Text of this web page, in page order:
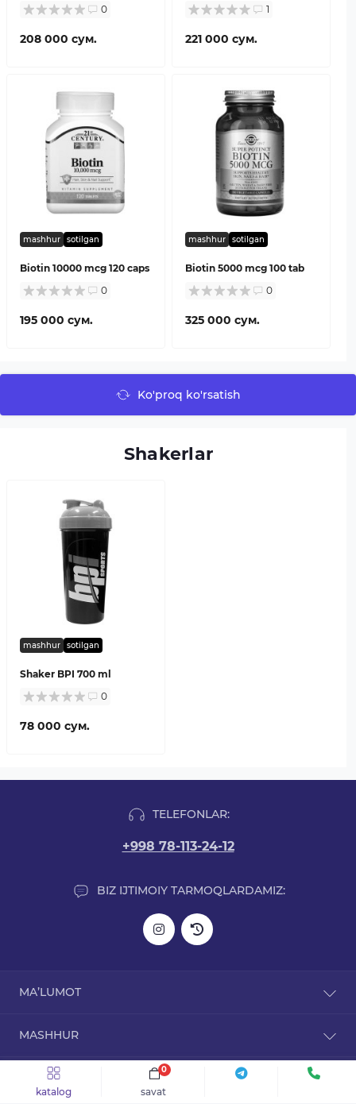
katalog savat
0
0
208 000 сум.
1
221 000 сум.
mashhur sotilgan
Biotin 10000 mcg 120 caps
0
195 000 сум.
mashhur sotilgan
Biotin 5000 mcg 100 tab
0
325 000 сум.
Ko'proq ko'rsatish
Shakerlar
mashhur sotilgan
Shaker BPI 700 ml
0
78 000 сум.
TELEFONLAR:
+998 78-113-24-12
BIZ IJTIMOIY TARMOQLARDAMIZ:
MA’LUMOT
Biz haqimizda
Maxfiylik siyosati
Mahsulot kafolati
Kontaktlar
MASHHUR
L-karnitinlar
Arginin
BIZNING MANZIL